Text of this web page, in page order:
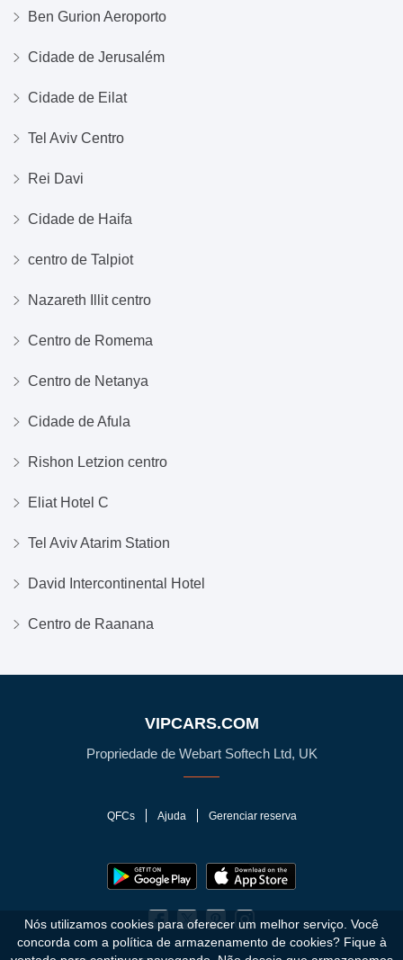
Ben Gurion Aeroporto
Cidade de Jerusalém
Cidade de Eilat
Tel Aviv Centro
Rei Davi
Cidade de Haifa
centro de Talpiot
Nazareth Illit centro
Centro de Romema
Centro de Netanya
Cidade de Afula
Rishon Letzion centro
Eliat Hotel C
Tel Aviv Atarim Station
David Intercontinental Hotel
Centro de Raanana
VIPCARS.COM
Propriedade de Webart Softech Ltd, UK
QFCs Ajuda Gerenciar reserva
Nós utilizamos cookies para oferecer um melhor serviço. Você
concorda com a política de armazenamento de cookies? Fique à